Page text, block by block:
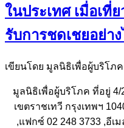
ในประเทศ เมื่อเที่
รับการชดเชยอย่าง
เขียนโดย มูลนิธิเพื่อผู้บริโภ
มูลนิธิเพื่อผู้บริโภค ที่อยู่
เขตราชเทวี กรุงเทพฯ
,แฟกซ์ 02 248 3733 ,อีเ